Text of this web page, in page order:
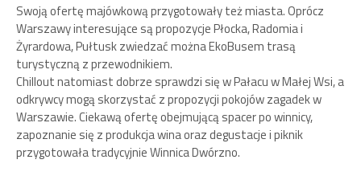
Swoją ofertę majówkową przygotowały też miasta. Oprócz
Warszawy interesujące są propozycje Płocka, Radomia i
Żyrardowa, Pułtusk zwiedzać można EkoBusem trasą
turystyczną z przewodnikiem.
Chillout natomiast dobrze sprawdzi się w Pałacu w Małej Wsi, a
odkrywcy mogą skorzystać z propozycji pokojów zagadek w
Warszawie. Ciekawą ofertę obejmującą spacer po winnicy,
zapoznanie się z produkcja wina oraz degustacje i piknik
przygotowała tradycyjnie Winnica Dwórzno.